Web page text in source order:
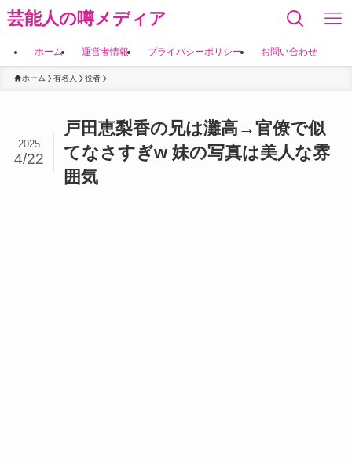
芸能人の噂メディア
ホーム 運営者情報 プライバシーポリシー お問い合わせ
ホーム 有名人 役者
戸田恵梨香の兄は灘高→官僚で似
てなさすぎw 妹の写真は美人な雰
囲気
2025
4/22